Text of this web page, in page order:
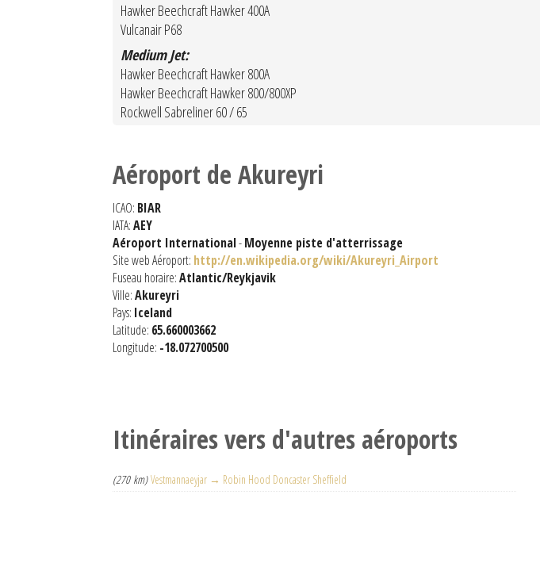
Hawker Beechcraft Hawker 400A
Vulcanair P68
Medium Jet:
Hawker Beechcraft Hawker 800A
Hawker Beechcraft Hawker 800/800XP
Rockwell Sabreliner 60 / 65
Aéroport de Akureyri
ICAO: BIAR
IATA:AEY
Aéroport International-Moyenne piste d'atterrissage
Site web Aéroport: http://en.wikipedia.org/wiki/Akureyri_Airport
Fuseau horaire:Atlantic/Reykjavik
Ville:Akureyri
Pays: Iceland
Latitude: 65.660003662
Longitude: -18.072700500
Itinéraires vers d'autres aéroports
(270 km) Vestmannaeyjar → Robin Hood Doncaster Sheffield